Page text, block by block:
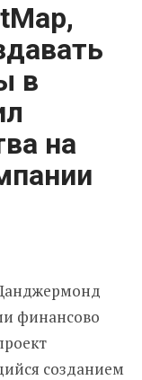
в
на
финансово
созданием